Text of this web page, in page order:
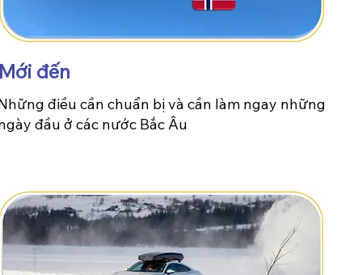
đến
điều cần chuẩn bị và cần làm ngay những
đầu ở các nước Bắc Âu